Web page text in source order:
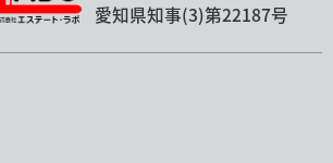
愛知県知事(3)第22187号